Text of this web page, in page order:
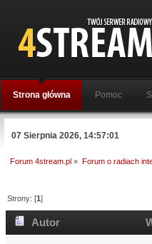
Strona główna Pomoc
07 Sierpnia 2026, 14:57:01
Forum 4stream.pl » Forum o radiach
Strony: [1]
Autor